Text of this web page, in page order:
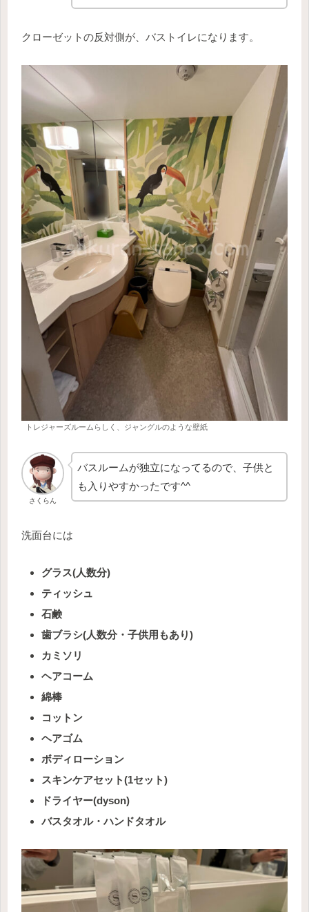
クローゼットの反対側が、バストイレになります。
トレジャーズルームらしく、ジャングルのような壁紙
さくらん
バスルームが独立になってるので、子供と
も入りやすかったです^^
洗面台には
グラス(人数分)
ティッシュ
石鹸
歯ブラシ(人数分・子供用もあり)
カミソリ
ヘアコーム
綿棒
コットン
ヘアゴム
ボディローション
スキンケアセット(1セット)
ドライヤー(dyson)
バスタオル・ハンドタオル